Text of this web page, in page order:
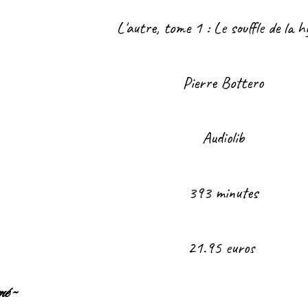
L'autre, tome 1 : Le souffle de la
Pierre Bottero
Audiolib
393 minutes
21.95 euros
~